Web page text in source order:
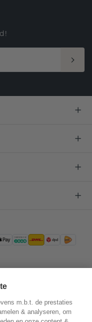
m.b.t. de prestaties
& analyseren, om